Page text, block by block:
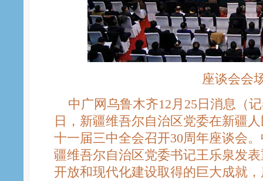
座谈会会
中广网乌鲁木齐12月25日消息（
日，新疆维吾尔自治区党委在新疆
十一届三中全会召开30周年座谈会
疆维吾尔自治区党委书记王乐泉发
开放和现代化建设取得的巨大成就